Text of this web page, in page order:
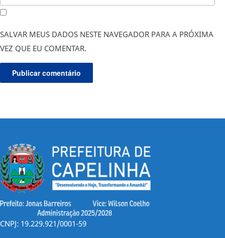
SALVAR MEUS DADOS NESTE NAVEGADOR PARA A PRÓXIMA
VEZ QUE EU COMENTAR.
CNPJ: 19.229.921/0001-59